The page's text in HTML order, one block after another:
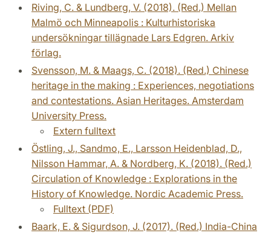
Riving, C. & Lundberg, V. (2018). (Red.) Mellan
Malmö och Minneapolis : Kulturhistoriska
undersökningar tillägnade Lars Edgren. Arkiv
förlag.
Svensson, M. & Maags, C. (2018). (Red.) Chinese
heritage in the making : Experiences, negotiations
and contestations. Asian Heritages. Amsterdam
University Press.
Extern fulltext
Östling, J., Sandmo, E., Larsson Heidenblad, D.,
Nilsson Hammar, A. & Nordberg, K. (2018). (Red.)
Circulation of Knowledge : Explorations in the
History of Knowledge. Nordic Academic Press.
Fulltext (PDF)
Baark, E. & Sigurdson, J. (2017). (Red.) India-China